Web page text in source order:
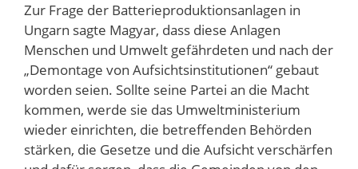
Zur Frage der Batterieproduktionsanlagen in
Ungarn sagte Magyar, dass diese Anlagen
Menschen und Umwelt gefährdeten und nach der
„Demontage von Aufsichtsinstitutionen“ gebaut
worden seien. Sollte seine Partei an die Macht
kommen, werde sie das Umweltministerium
wieder einrichten, die betreffenden Behörden
stärken, die Gesetze und die Aufsicht verschärfen